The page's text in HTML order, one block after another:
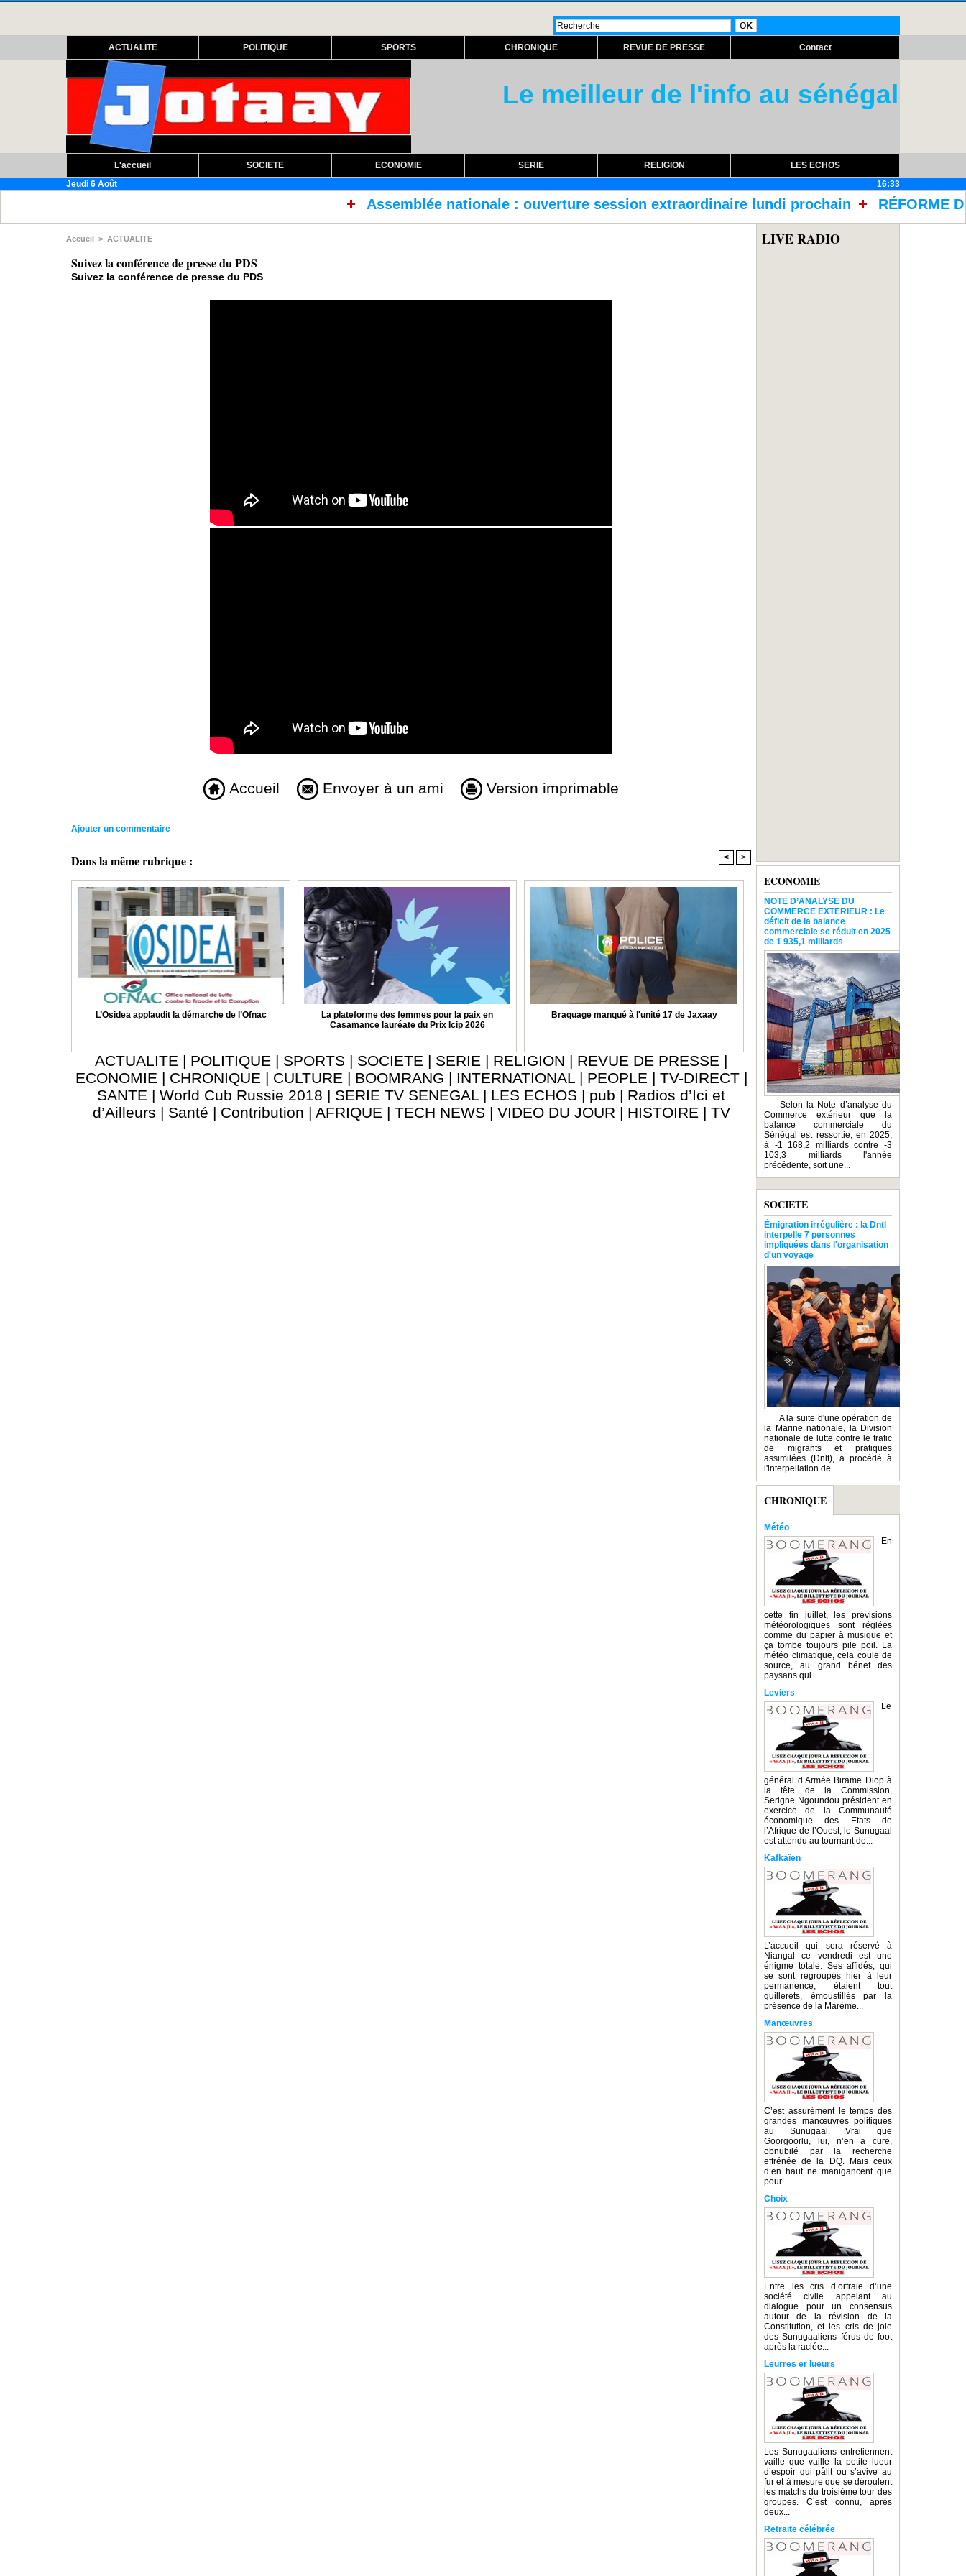
ACTUALITE POLITIQUE SPORTS CHRONIQUE REVUE DE PRESSE Contact
Le meilleur de l'info au sénégal
L'accueil SOCIETE ECONOMIE SERIE RELIGION
LES ECHOS
Jeudi 6 Août
16:33
Assemblée nationale : ouverture session extraordinaire lundi prochain RÉFORME DES
Accueil > ACTUALITE
Suivez la conférence de presse du PDS
Suivez la conférence de presse du PDS
Accueil Envoyer à un ami Version imprimable
Ajouter un commentaire
Dans la même rubrique : < >
L’Osidea applaudit la démarche de l’Ofnac
La plateforme des femmes pour la paix en
Casamance lauréate du Prix Icip 2026
Braquage manqué à l'unité 17 de Jaxaay
ACTUALITE | POLITIQUE | SPORTS | SOCIETE | SERIE | RELIGION | REVUE DE PRESSE |
ECONOMIE | CHRONIQUE | CULTURE | BOOMRANG | INTERNATIONAL | PEOPLE | TV-DIRECT |
SANTE | World Cub Russie 2018 | SERIE TV SENEGAL | LES ECHOS | pub | Radios d’Ici et
d’Ailleurs | Santé | Contribution | AFRIQUE | TECH NEWS | VIDEO DU JOUR | HISTOIRE | TV
LIVE RADIO
ECONOMIE
NOTE D’ANALYSE DU
COMMERCE EXTERIEUR : Le
déficit de la balance
commerciale se réduit en 2025
de 1 935,1 milliards
Selon la Note d’analyse du
Commerce extérieur que la
balance commerciale du
Sénégal est ressortie, en 2025,
à -1 168,2 milliards contre -3
103,3 milliards l'année
précédente, soit une...
SOCIETE
Émigration irrégulière : la Dntl
interpelle 7 personnes
impliquées dans l'organisation
d'un voyage
A la suite d'une opération de
la Marine nationale, la Division
nationale de lutte contre le trafic
de migrants et pratiques
assimilées (Dnlt), a procédé à
l'interpellation de...
CHRONIQUE
Météo
En
cette fin juillet, les prévisions
météorologiques sont réglées
comme du papier à musique et
ça tombe toujours pile poil. La
météo climatique, cela coule de
source, au grand bénef des
paysans qui...
Leviers
Le
général d’Armée Birame Diop à
la tête de la Commission,
Serigne Ngoundou président en
exercice de la Communauté
économique des Etats de
l’Afrique de l’Ouest, le Sunugaal
est attendu au tournant de...
Kafkaïen
L’accueil qui sera réservé à
Niangal ce vendredi est une
énigme totale. Ses affidés, qui
se sont regroupés hier à leur
permanence, étaient tout
guillerets, émoustillés par la
présence de la Marème...
Manœuvres
C’est assurément le temps des
grandes manœuvres politiques
au Sunugaal. Vrai que
Goorgoorlu, lui, n’en a cure,
obnubilé par la recherche
effrénée de la DQ. Mais ceux
d’en haut ne manigancent que
pour...
Choix
Entre les cris d’orfraie d’une
société civile appelant au
dialogue pour un consensus
autour de la révision de la
Constitution, et les cris de joie
des Sunugaaliens férus de foot
après la raclée...
Leurres er lueurs
Les Sunugaaliens entretiennent
vaille que vaille la petite lueur
d’espoir qui pâlit ou s’avive au
fur et à mesure que se déroulent
les matchs du troisième tour des
groupes. C’est connu, après
deux...
Retraite célébrée